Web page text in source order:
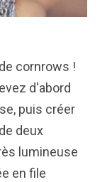
cornrows !
d'abord
puis créer
deux
lumineuse
en file